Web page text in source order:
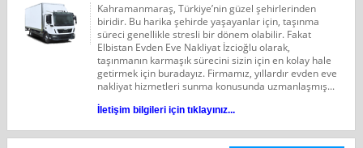
Kahramanmaraş, Türkiye’nin güzel şehirlerinden
biridir. Bu harika şehirde yaşayanlar için, taşınma
süreci genellikle stresli bir dönem olabilir. Fakat
Elbistan Evden Eve Nakliyat İzcioğlu olarak,
taşınmanın karmaşık sürecini sizin için en kolay hale
getirmek için buradayız. Firmamız, yıllardır evden eve
nakliyat hizmetleri sunma konusunda uzmanlaşmış...
İletişim bilgileri için tıklayınız...